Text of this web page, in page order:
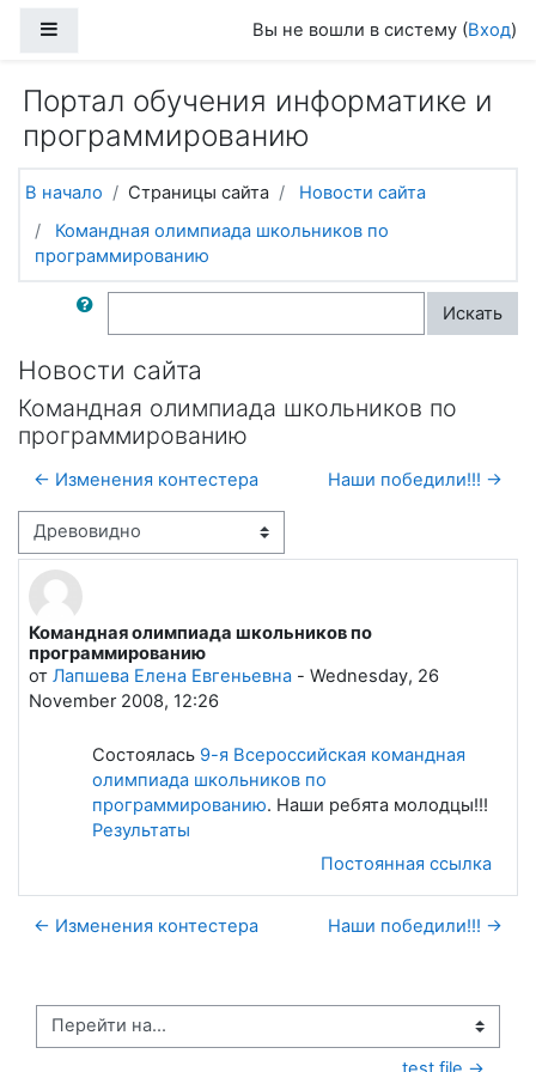
Вы не вошли в систему (Вход)
Портал обучения информатике и
программированию
В начало Страницы сайта
Новости сайта
Командная олимпиада школьников по
программированию
Поиск по форумам Искать
Новости сайта
Командная олимпиада школьников по
программированию
← Изменения контестера Наши победили!!! →
Режим отображения
Командная олимпиада школьников по
программированию
от Лапшева Елена Евгеньевна - Wednesday, 26
November 2008, 12:26
Количество ответов: 0
Состоялась 9-я Всероссийская командная
олимпиада школьников по
программированию. Наши ребята молодцы!!!
Результаты
Постоянная ссылка
← Изменения контестера Наши победили!!! →
Перейти на...